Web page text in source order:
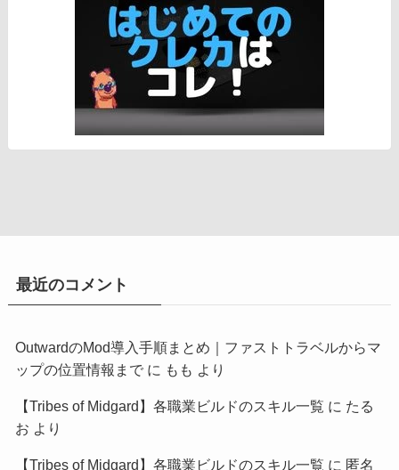
最近のコメント
OutwardのMod導入手順まとめ｜ファストトラベルからマ
ップの位置情報までに もも より
【Tribes of Midgard】各職業ビルドのスキル一覧 に たる
お より
【Tribes of Midgard】各職業ビルドのスキル一覧 に 匿名